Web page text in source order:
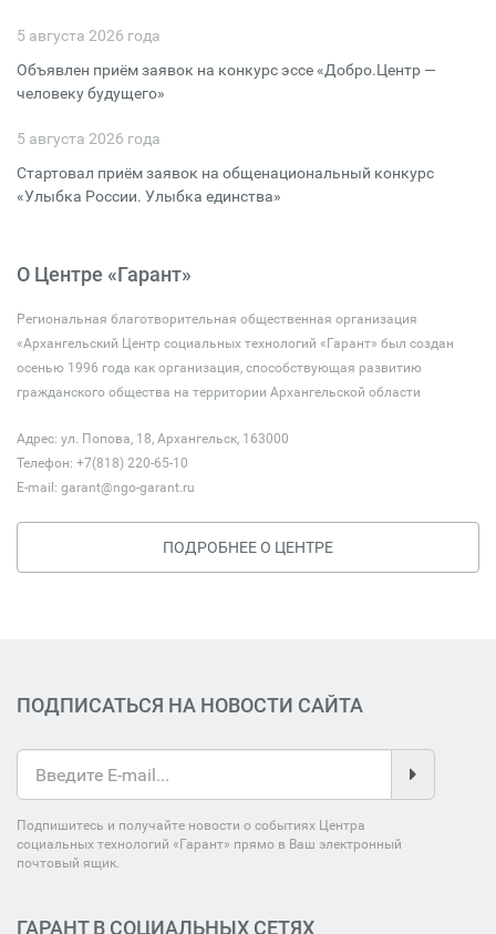
5 августа 2026 года
Объявлен приём заявок на конкурс эссе «Добро.Центр —
человеку будущего»
5 августа 2026 года
Стартовал приём заявок на общенациональный конкурс
«Улыбка России. Улыбка единства»
О Центре «Гарант»
Региональная благотворительная общественная организация
«Архангельский Центр социальных технологий «Гарант» был создан
осенью 1996 года как организация, способствующая развитию
гражданского общества на территории Архангельской области
Адрес: ул. Попова, 18, Архангельск, 163000
Телефон: +7(818) 220-65-10
E-mail: garant@ngo-garant.ru
ПОДРОБНЕЕ О ЦЕНТРЕ
ПОДПИСАТЬСЯ НА НОВОСТИ САЙТА
Подпишитесь и получайте новости о событиях Центра
социальных технологий «Гарант» прямо в Ваш электронный
почтовый ящик.
ГАРАНТ В СОЦИАЛЬНЫХ СЕТЯХ